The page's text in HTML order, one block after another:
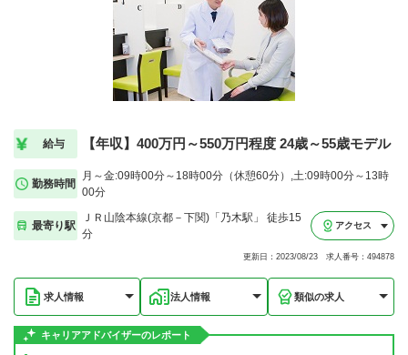
給与 【年収】400万円～550万円程度 24歳～55歳モデル
勤務時間
月～金:09時00分～18時00分（休憩60分）,土:09時00分～13時
00分
最寄り駅
ＪＲ山陰本線(京都－下関)「乃木駅」 徒歩15
分
アクセス
更新日：2023/08/23 求人番号：494878
求人情報 法人情報 類似の求人
キャリアアドバイザーのレポート